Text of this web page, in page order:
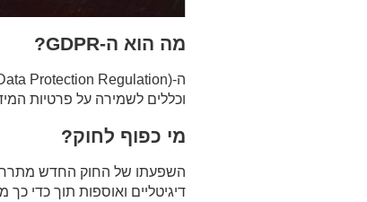
מה הוא ה-GDPR
?
וכללים לשמירה על פרטיות
מי כפוף לחוק?
השפעתו של החוק החדש
דיגיטליים ואוספות תוך כדי